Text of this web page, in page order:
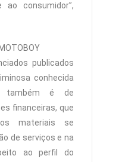
consumidor”,
publicados
conhecida
também é de
financeiras, que
materiais se
de serviços e na
ao perfil do